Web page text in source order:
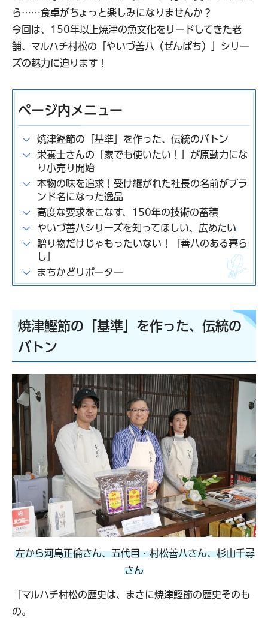
ら……食卓がちょっと楽しみになりませんか？
今回は、150年以上焼津の魚文化をリードしてきた老
舗、マルハチ村松の「やいづ善八（ぜんぱち）」シリー
ズの魅力に迫ります！
ページ内メニュー
焼津鰹節の「基準」を作った、伝統のバトン
栄養士さんの「家でも使いたい！」が原動力にな
り小売り開始
本物の味を追求！受け継がれた社長の名前がブラ
ンド名になった逸品
高度な要求をこなす、150年の技術の蓄積
やいづ善八シリーズを知ってほしい、広めたい
贈り物だけじゃもったいない！「善八のある暮ら
し」
まちかどリポーター
焼津鰹節の「基準」を作った、伝統の
バトン
左から河島正倫さん、五代目・村松善八さん、杉山千尋
さん
「マルハチ村松の歴史は、まさに焼津鰹節の歴史そのも
の。